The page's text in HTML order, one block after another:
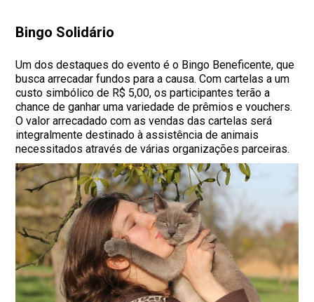
Bingo Solidário
Um dos destaques do evento é o Bingo Beneficente, que
busca arrecadar fundos para a causa. Com cartelas a um
custo simbólico de R$ 5,00, os participantes terão a
chance de ganhar uma variedade de prêmios e vouchers.
O valor arrecadado com as vendas das cartelas será
integralmente destinado à assistência de animais
necessitados através de várias organizações parceiras.